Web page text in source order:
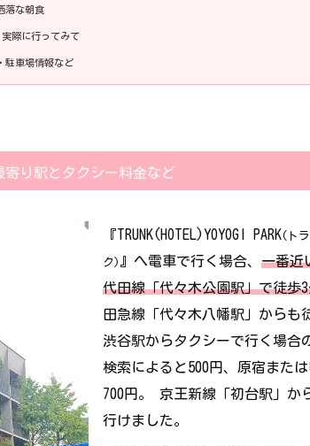
落な朝食
実際に行ってみて
駐車場情報など
寄り駅とタクシー料金など
『TRUNK(HOTEL)YOYOGI PARK(ト
ク) 』へ電車で行く場合、 一番近
代田線「代々木公園駅」で徒歩
田急線「代々木八幡駅」からも
渋谷駅からタクシーで行く場合
検索によると500円、原宿また
700円。 京王新線「初台駅」か
行けました。